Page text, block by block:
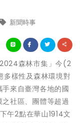
新聞時事
森林市集」今(2
多樣性及森林環境對
來自臺灣各地的國
社區、團體等超過
午2點在華山1914文